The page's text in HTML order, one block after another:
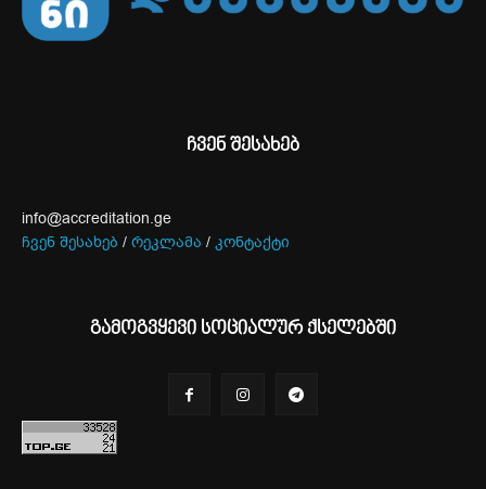
ჩვენ შესახებ
info@accreditation.ge
ჩვენ შესახებ / რეკლამა / კონტაქტი
გამოგვყევი სოციალურ ქსელებში